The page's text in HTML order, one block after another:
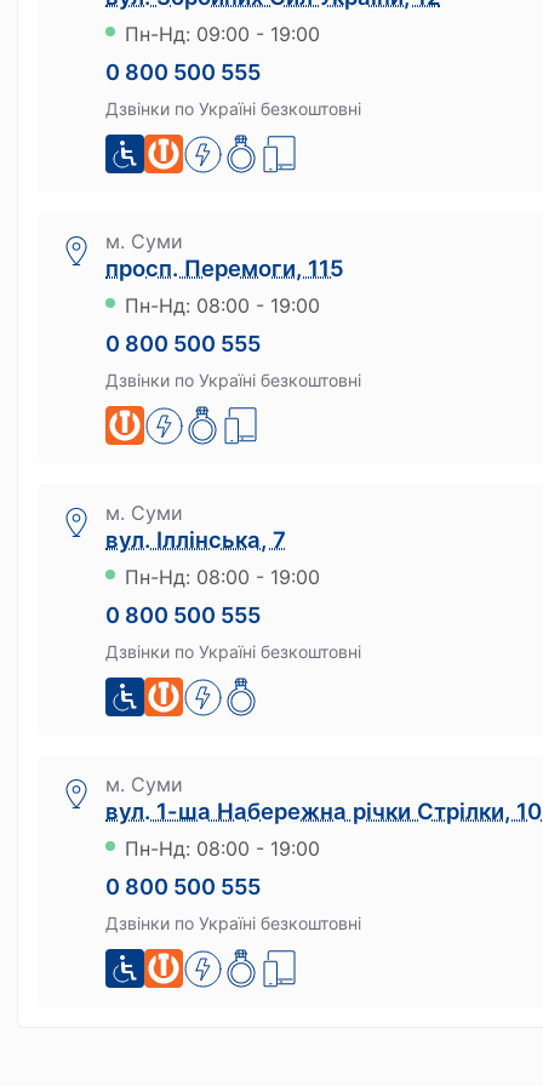
Сервіси
Ломбард онлайн
Мобільний ломбард
Зберігання цінностей
Як отримати бонуси
На що можна витратити бонуси
Пн-Нд: 09:00 - 19:00
0 800 500 555
Дзвінки по Україні безкоштовні
м. Суми
просп. Перемоги, 115
Пн-Нд: 08:00 - 19:00
0 800 500 555
Дзвінки по Україні безкоштовні
м. Суми
вул. Іллінська, 7
Пн-Нд: 08:00 - 19:00
0 800 500 555
Дзвінки по Україні безкоштовні
м. Суми
вул. 1-ша Набережна річки Стрілки, 10
Пн-Нд: 08:00 - 19:00
0 800 500 555
Дзвінки по Україні безкоштовні